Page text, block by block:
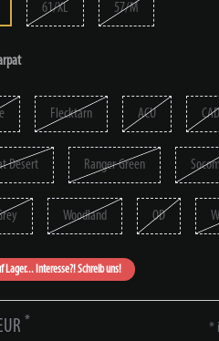
61/XL 57/M
Flecktarn ACU CAD
Desert Ranger Green Socom
Woodland OD
Lager... Interesse?! Schreib uns!
* *